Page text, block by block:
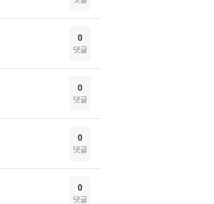
0
댓글
0
댓글
0
댓글
0
댓글